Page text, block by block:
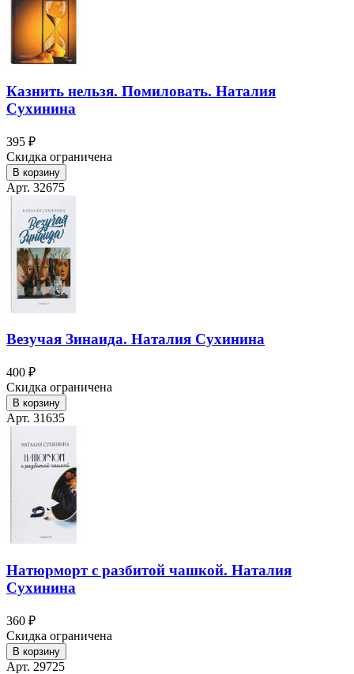
Казнить нельзя. Помиловать. Наталия
Сухинина
395 ₽
Скидка ограничена
В корзину
Арт. 32675
Везучая Зинаида. Наталия Сухинина
400 ₽
Скидка ограничена
В корзину
Арт. 31635
Натюрморт с разбитой чашкой. Наталия
Сухинина
360 ₽
Скидка ограничена
В корзину
Арт. 29725